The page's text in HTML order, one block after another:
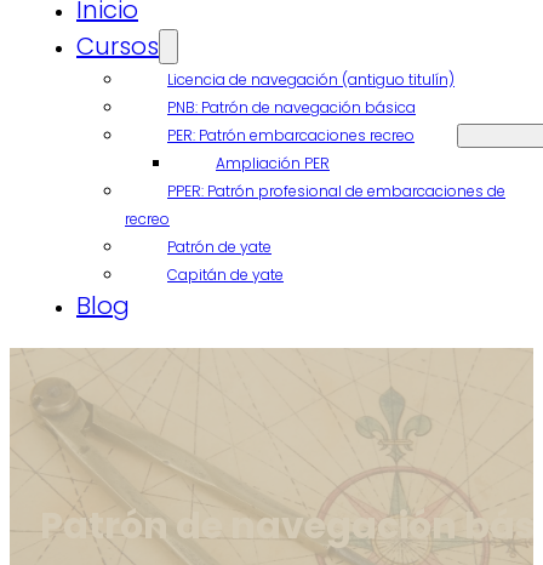
Inicio
Cursos
Licencia de navegación (antiguo titulín)
PNB: Patrón de navegación básica
PER: Patrón embarcaciones recreo
Ampliación PER
PPER: Patrón profesional de embarcaciones de
recreo
Patrón de yate
Capitán de yate
Blog
Patrón de navegación